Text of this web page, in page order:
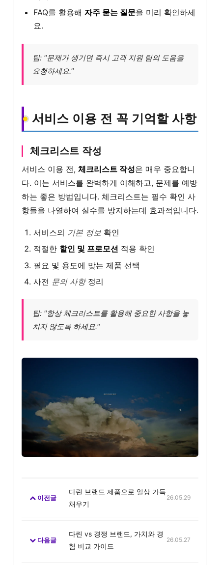
FAQ를 활용해 자주 묻는 질문을 미리 확인하세
요.
팁: "문제가 생기면 즉시 고객 지원 팀의 도움을
요청하세요."
서비스 이용 전 꼭 기억할 사항
체크리스트 작성
서비스 이용 전, 체크리스트 작성은 매우 중요합니
다. 이는 서비스를 완벽하게 이해하고, 문제를 예방
하는 좋은 방법입니다. 체크리스트는 필수 확인 사
항들을 나열하여 실수를 방지하는데 효과적입니다.
서비스의 기본 정보 확인
적절한 할인 및 프로모션 적용 확인
필요 및 용도에 맞는 제품 선택
사전 문의 사항정리
팁: "항상 체크리스트를 활용해 중요한 사항을 놓
치지 않도록 하세요."
이전글
다린 브랜드 제품으로 일상 가득
채우기
26.05.29
다음글
다린 vs 경쟁 브랜드, 가치와 경
험 비교 가이드
26.05.27